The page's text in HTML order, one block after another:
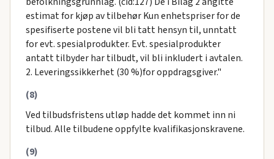
estimat for kjøp av tilbehør Kun enhetspriser for de
spesifiserte postene vil bli tatt hensyn til, unntatt
for evt. spesialprodukter. Evt. spesialprodukter
antatt tilbyder har tilbudt, vil bli inkludert i avtalen.
2. Leveringssikkerhet (30 %)for oppdragsgiver."
(8)
Ved tilbudsfristens utløp hadde det kommet inn ni
tilbud. Alle tilbudene oppfylte kvalifikasjonskravene.
(9)